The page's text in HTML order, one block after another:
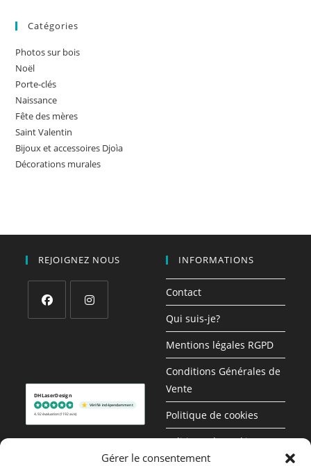
Gérer le consentement
Catégories
Photos sur bois
Noël
Porte-clés
Naissance
Fête des mères
Saint Valentin
Bijoux et accessoires Djoìa
Décorations murales
REJOIGNEZ NOUS
onglet
onglet
DHLaserDesign
Vérifié indépendamment
4.92 évaluation(1192 avis)
INFORMATIONS
Contact
Qui suis-je?
Mentions légales RGPD
Conditions Générales de
Vente
Politique de cookies
Politique de cookies (UE)